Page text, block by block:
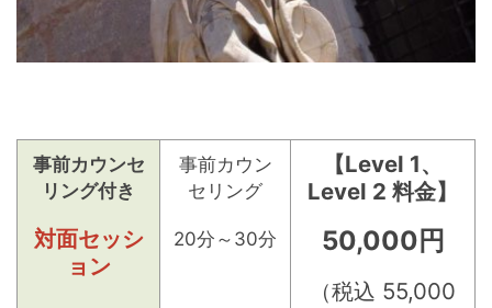
事前カウンセ
リング付き
対面セッシ
ョン
事前カウン
セリング
20分～30分
【Level 1、
Level 2 料金】
50,000円
（税込 55,000